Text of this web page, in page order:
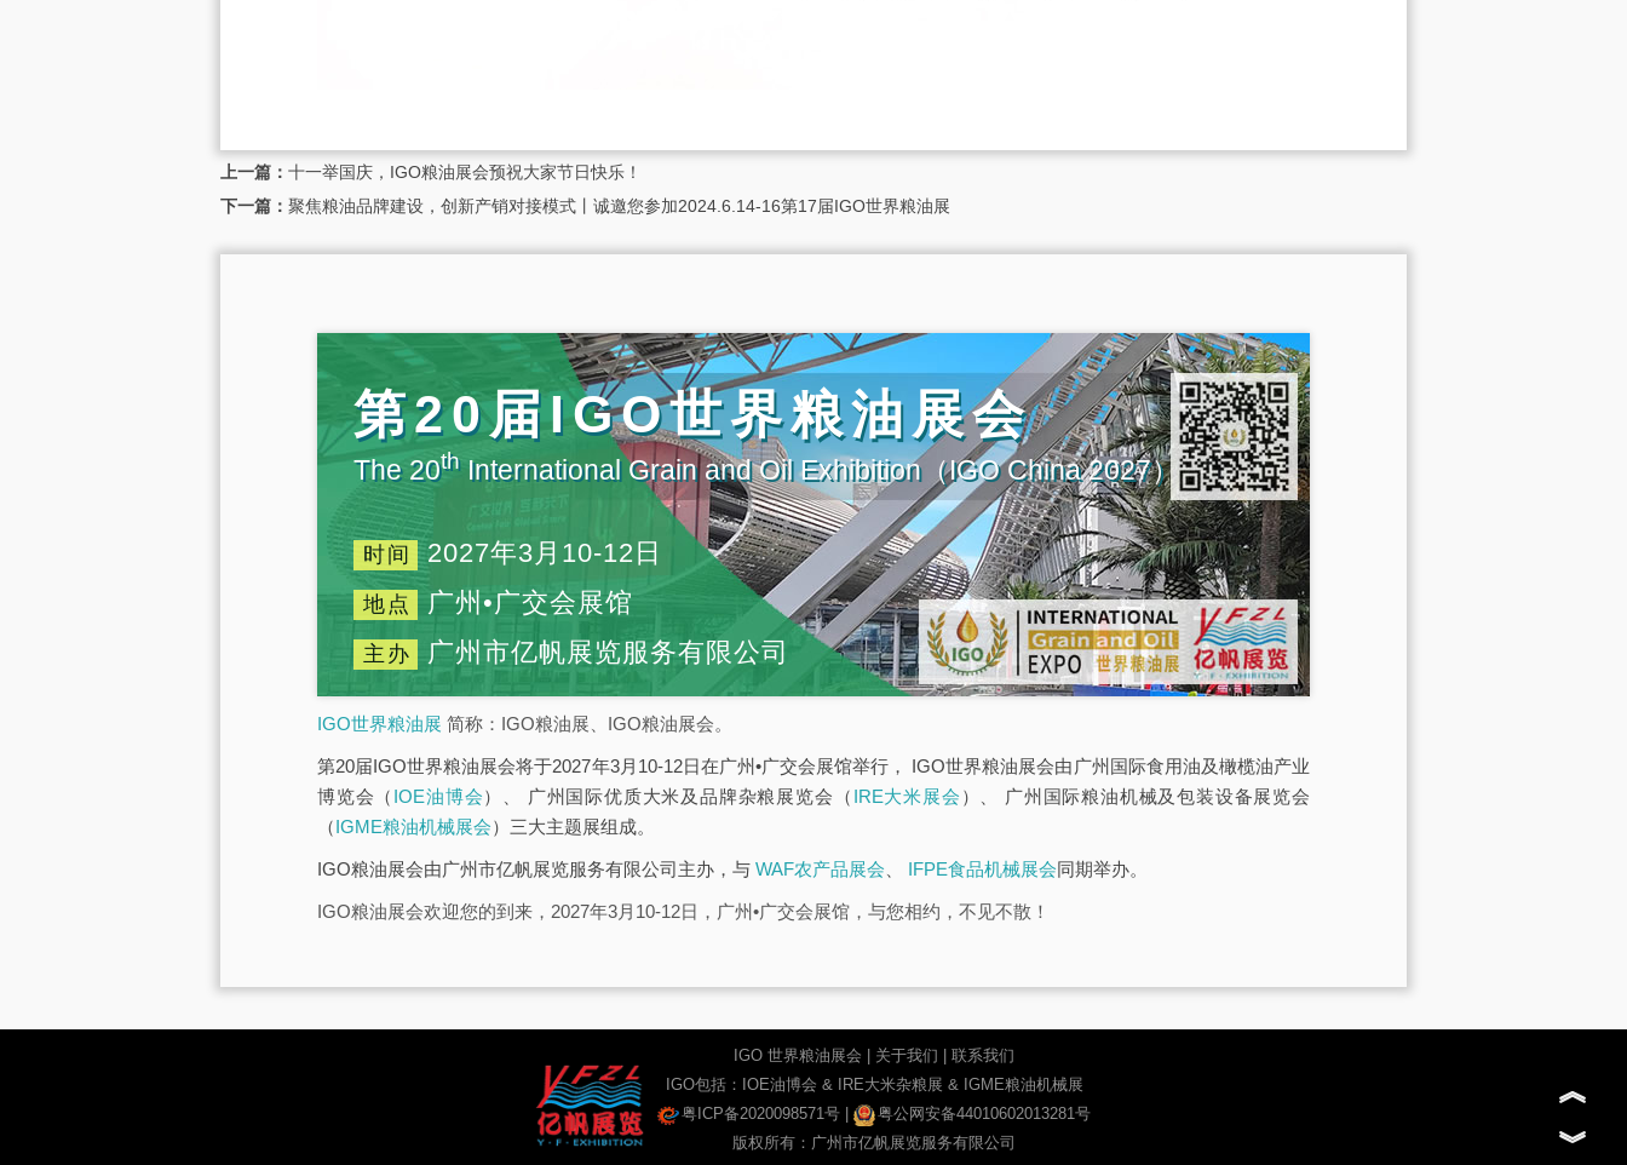
上一篇： 十一举国庆，IGO粮油展会预祝大家节日快乐！
下一篇： 聚焦粮油品牌建设，创新产销对接模式丨诚邀您参加2024.6.14-16第17届IGO世界粮油展
第20届IGO世界粮油展会
The 20thInternational Grain and Oil Exhibition（IGO China 2027）
时间 2027年3月10-12日
地点 广州•广交会展馆
主办 广州市亿帆展览服务有限公司
IGO世界粮油展 简称：IGO粮油展、IGO粮油展会。
第20届IGO世界粮油展会将于2027年3月10-12日在广州•广交会展馆举行， IGO世界粮油展会由广州国际食用油及橄榄油产业
博览会（ IOE油博会）、 广州国际优质大米及品牌杂粮展览会（ IRE大米展会 ）、 广州国际粮油机械及包装设备展览会
（IGME粮油机械展会）三大主题展组成。
IGO粮油展会由广州市亿帆展览服务有限公司主办，与 WAF农产品展会 IFPE食品机械展会同期举办。
IGO粮油展会欢迎您的到来，2027年3月10-12日，广州•广交会展馆，与您相约，不见不散！
IGO 世界粮油展会 关于我们
联系我们
IGO包括： IOE油博会 & IRE大米杂粮展 & IGME粮油机械展
粤ICP备2020098571号
粤公网安备44010602013281号
版权所有：广州市亿帆展览服务有限公司
︽
︾